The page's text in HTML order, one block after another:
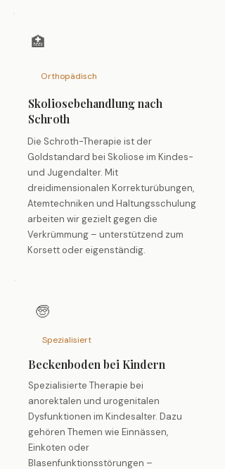
🏥
Orthopädisch
Skoliosebehandlung nach
Schroth
Die Schroth-Therapie ist der
Goldstandard bei Skoliose im Kindes-
und Jugendalter. Mit
dreidimensionalen Korrekturübungen,
Atemtechniken und Haltungsschulung
arbeiten wir gezielt gegen die
Verkrümmung – unterstützend zum
Korsett oder eigenständig.
🧓
Spezialisiert
Beckenboden bei Kindern
Spezialisierte Therapie bei
anorektalen und urogenitalen
Dysfunktionen im Kindesalter. Dazu
gehören Themen wie Einnässen,
Einkoten oder
Blasenfunktionsstörungen –